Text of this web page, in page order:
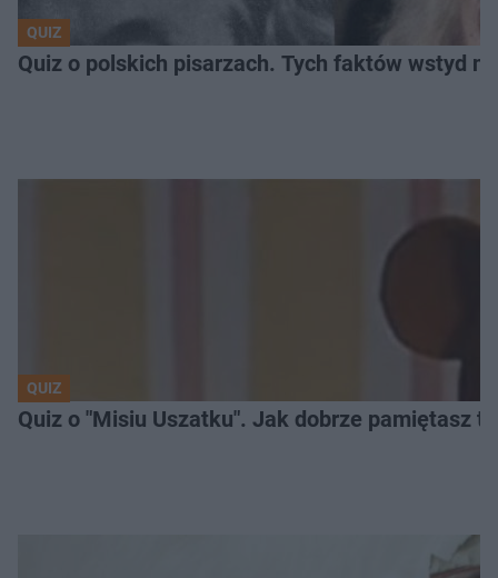
QUIZ
Quiz o polskich pisarzach. Tych faktów wstyd
QUIZ
Quiz o "Misiu Uszatku". Jak dobrze pamiętasz